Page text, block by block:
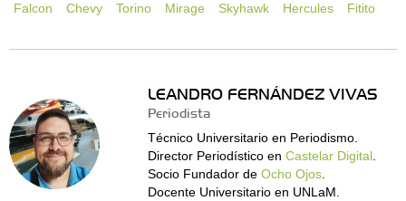
Falcon
Chevy Torino Mirage Skyhawk Hercules Fitito
LEANDRO FERNÁNDEZ VIVAS
Periodista
Técnico Universitario en Periodismo.
Director Periodístico en Castelar Digital.
Socio Fundador de Ocho Ojos.
Docente Universitario en UNLaM.